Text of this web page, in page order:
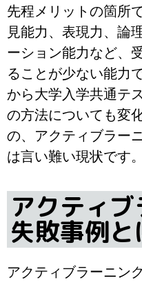
先程メリットの箇所
見能力、表現力、論
ーション能力など、
ることが少ない能力
から大学入学共通テ
の方法についても変
の、アクティブラー
は言い難い現状です。
アクティ
失敗事例と
アクティブラーニン